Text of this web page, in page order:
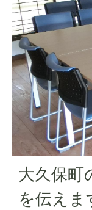
大久保町
を伝えま